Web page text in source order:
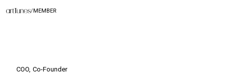
COO, Co-Founder
/MEMBER